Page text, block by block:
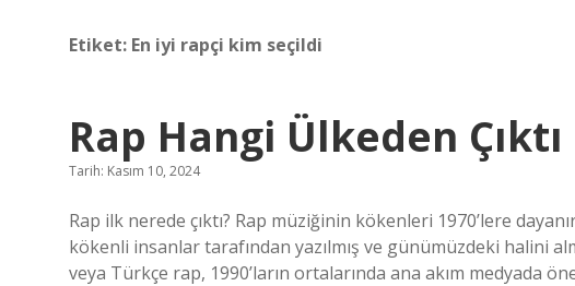
Etiket: En iyi rapçi kim seçildi
Rap Hangi Ülkeden Çıktı
Tarih: Kasım 10, 2024
Rap ilk nerede çıktı? Rap müziğinin kökenleri 1970’lere
kökenli insanlar tarafından yazılmış ve günümüzdeki halini
veya Türkçe rap, 1990’ların ortalarında ana akım medyada